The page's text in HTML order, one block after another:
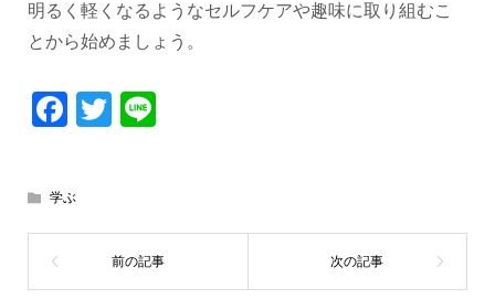
明るく軽くなるようなセルフケアや趣味に取り組むこ
とから始めましょう。
Facebook
Twitter
学ぶ